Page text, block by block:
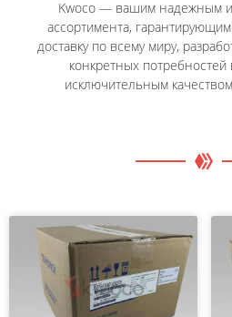
Kwoco — вашим надежным
ассортимента,
доставку по всему миру,
конкретных потребностей
исключительным